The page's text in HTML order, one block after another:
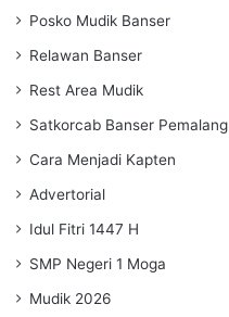
Posko Mudik Banser
Relawan Banser
Rest Area Mudik
Satkorcab Banser Pemalang
Cara Menjadi Kapten
Advertorial
Idul Fitri 1447 H
SMP Negeri 1 Moga
Mudik 2026